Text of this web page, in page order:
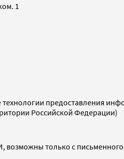
1
предоставления
Российской Федерации)
только с